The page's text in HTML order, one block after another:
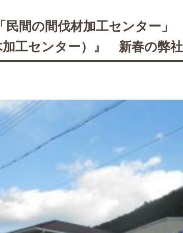
民間の間伐材加工センター
加工センター）』 新春の弊